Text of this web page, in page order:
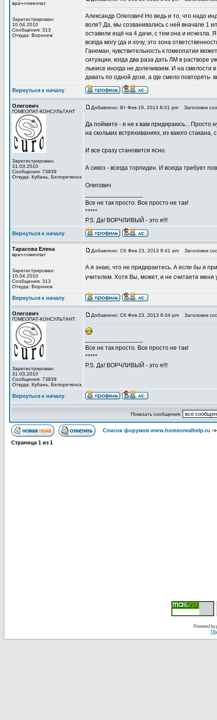
врач-гомеопат
Зарегистрирован:
10.04.2010
Сообщения: 313
Откуда: Воронеж
Александр Олегович! Но ведь и то, что надо
воля? Да, мы созванивались с ней вначале 1
оставили ещё на 4 дачи, с тем она и исчезла.
всегда могу (да и хочу, это зона
Ганеман, чувствительность к гомеопатии
ситуации, когда два раза дать ЛМ в растворе
льюисе иногда не долечиваем. И на смелости
давать по одной дозе, а где смело
Вернуться к началу
Олегович
ГОМЕОПАТ-КОНСУЛЬТАНТ
Зарегистрирован:
31.03.2010
Сообщения: 73839
Откуда: Кубань, Белореченск
Добавлено: Вт Фев 19, 2013 8:01 pm Заголовок
Да поймите - я не к вам придираюсь... Просто
на скольких встряхиваниях, из какого стакана,
И все сразу становится ясно.
А сикоз - всегда торпиден. И всегда требует
Олегович
Все не так просто. Все просто не так!
*****
P.S. Да! ВОРЧЛИВЫЙ - это я!!!
Вернуться к началу
Тарасова Елена
врач-гомеопат
Зарегистрирован:
10.04.2010
Сообщения: 313
Откуда: Воронеж
Добавлено: Сб Фев 23, 2013 8:41 am Заголовок
А я знаю, что не придираетесь. А если бы и
учителем. Хотя Вы, может, и не считаете
Вернуться к началу
Олегович
ГОМЕОПАТ-КОНСУЛЬТАНТ
Зарегистрирован:
31.03.2010
Сообщения: 73839
Откуда: Кубань, Белореченск
Добавлено: Сб Фев 23, 2013 6:34 pm Заголовок
Все не так просто. Все просто не так!
*****
P.S. Да! ВОРЧЛИВЫЙ - это я!!!
Вернуться к началу
Показать сообщения:
Список форумов www.homeorealhelp.ru -
Страница 1 из 1
Powered by